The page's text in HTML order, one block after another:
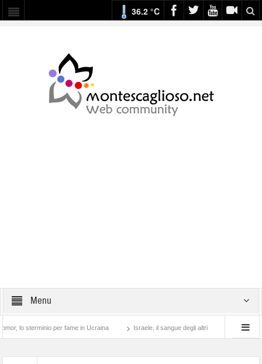
36.2 °C
Menu
sterminio per fame in Ucraina Israele, il sangue degli altri Lotta di classe…